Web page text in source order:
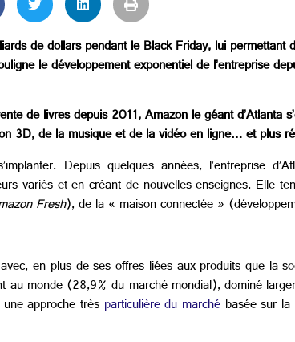
de dollars pendant le Black Friday, lui
le développement exponentiel de l’entreprise
de livres depuis 2011, Amazon le géant d’Atlanta
3D, de la musique et de la vidéo en ligne… et plus
Depuis quelques années, l’entreprise
variés et en créant de nouvelles enseignes. Elle
Fresh), de la « maison connectée »
en plus de ses offres liées aux produits que la
au monde (28,9% du marché mondial), dominé
approche très particulière du marché basée sur